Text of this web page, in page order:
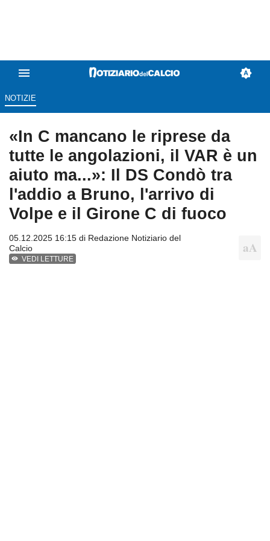
NOTIZIE
«In C mancano le riprese da
tutte le angolazioni, il VAR è un
aiuto ma...»: Il DS Condò tra
l'addio a Bruno, l'arrivo di
Volpe e il Girone C di fuoco
05.12.2025 16:15 di Redazione Notiziario del
Calcio
VEDI LETTURE